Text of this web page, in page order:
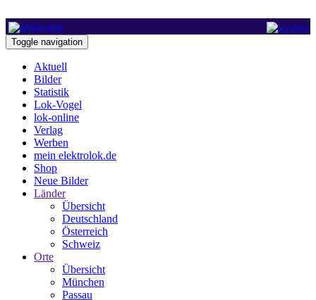
Toggle navigation
Aktuell
Bilder
Statistik
Lok-Vogel
lok-online
Verlag
Werben
mein elektrolok.de
Shop
Neue Bilder
Länder
Übersicht
Deutschland
Österreich
Schweiz
Orte
Übersicht
München
Passau